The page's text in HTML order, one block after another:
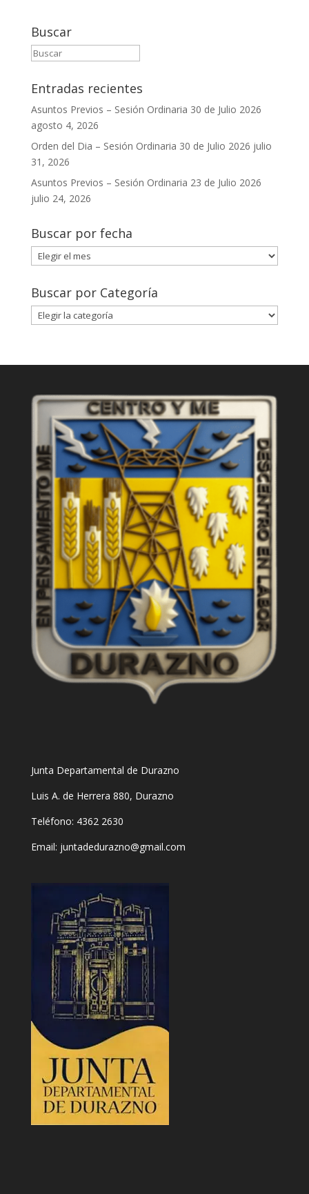
Buscar
Entradas recientes
Asuntos Previos – Sesión Ordinaria 30 de Julio 2026
agosto 4, 2026
Orden del Dia – Sesión Ordinaria 30 de Julio 2026 julio
31, 2026
Asuntos Previos – Sesión Ordinaria 23 de Julio 2026
julio 24, 2026
Buscar por fecha
Buscar
por
fecha
Buscar por Categoría
Buscar
por
Junta Departamental de Durazno
Luis A. de Herrera 880, Durazno
Teléfono: 4362 2630
Email: juntadedurazno@gmail.com